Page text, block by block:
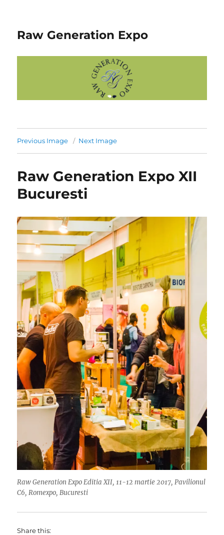
Raw Generation Expo
Previous Image Next Image
Raw Generation Expo XII
Bucuresti
Raw Generation Expo Editia XII, 11-12 martie 2017, Pavilionul
C6, Romexpo, Bucuresti
Share this: